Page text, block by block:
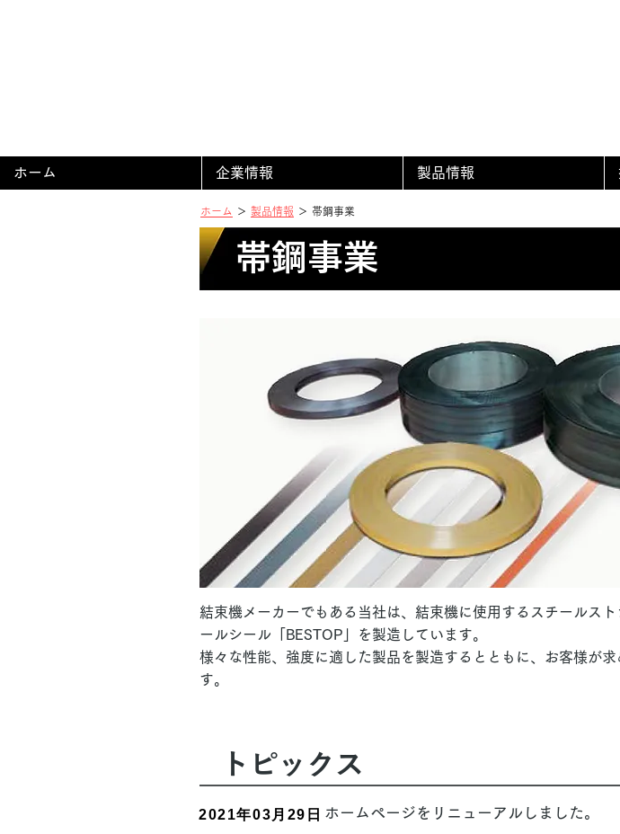
ホーム 企業情報 製品情報
ホーム ＞ 製品情報 ＞ 帯鋼事業
帯鋼事業
​トピックス
2021年03月29日 ホームページをリニューアルしました。
結束機メーカーでもある当社は、結束機に使用するスチールス
ールシール「BESTOP」を製造しています。
様々な性能、強度に適した製品を製造するとともに、お客様が
す。